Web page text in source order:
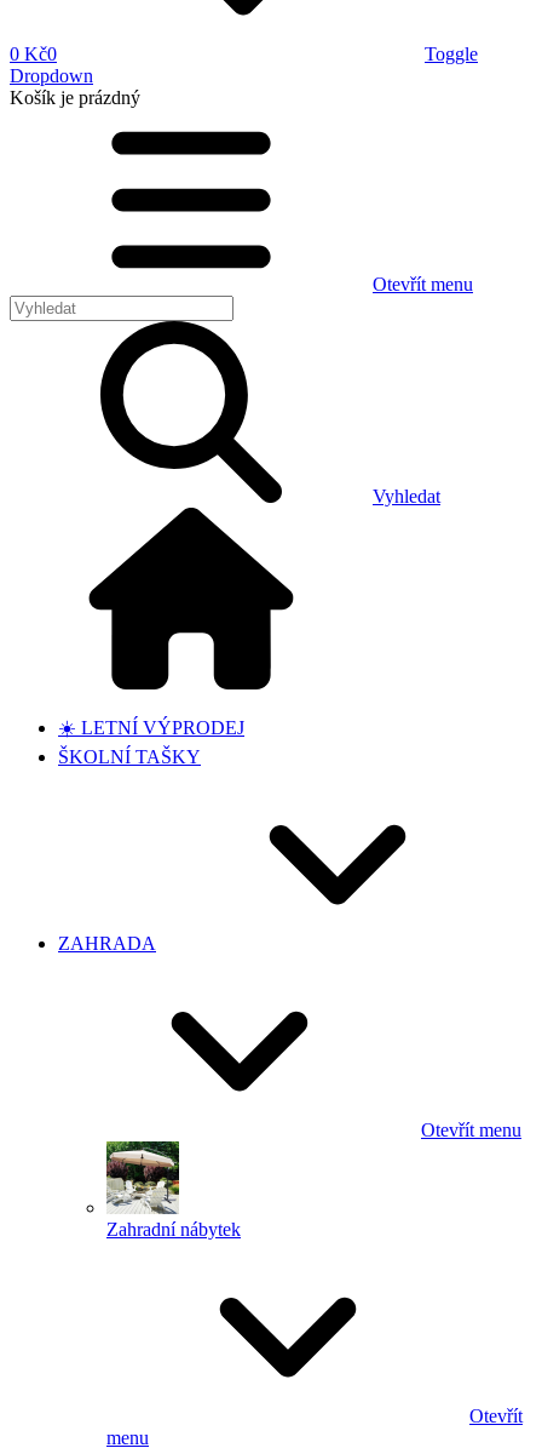
0 Kč0
Toggle
Dropdown
Košík je prázdný
Otevřít menu
Vyhledat
☀️ LETNÍ VÝPRODEJ
ŠKOLNÍ TAŠKY
ZAHRADA
Otevřít menu
Zahradní nábytek
Otevřít
menu